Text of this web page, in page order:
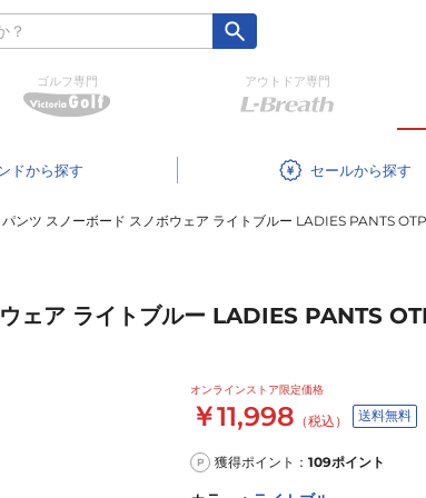
ゴルフ専門 アウトドア専門
ド セール
ンツ スノーボード スノボウェア ライトブルー LADIES PANTS
ェア ライトブルー LADIES PANTS
オンラインストア限定価格
￥11,998 （税込） 送料無料
P 獲得ポイント： 109ポイント